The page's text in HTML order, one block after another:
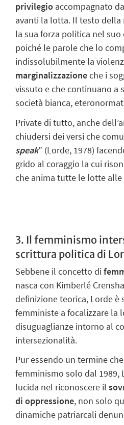
privilegio accompagnato
avanti la lotta. Il testo della
la sua forza politica nel suo
poiché le parole che lo
indissolubilmente la
marginalizzazioneche i
vissuto e che continuano a
società bianca,
Private di tutto, anche
chiudersi dei versi che
speak” (Lorde, 1978)
grido al coraggio la cui
che anima tutte le lotte alle
3. Il femminismo
scrittura politica di
Sebbene il concetto di
nasca con Kimberlé
definizione teorica, Lorde
femministe a focalizzare la
disuguaglianze intorno al
intersezionalità.
Pur essendo un termine
femminismo solo dal 1989,
lucida nel riconoscere il
di oppressione, non solo
dinamiche patriarcali